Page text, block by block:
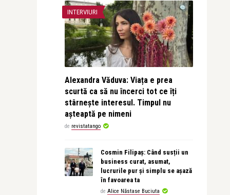
INTERVIURI
Alexandra Văduva: Viața e prea
scurtă ca să nu încerci tot ce îți
stârnește interesul. Timpul nu
așteaptă pe nimeni
de revistatango
Cosmin Filipaș: Când susții un
business curat, asumat,
lucrurile pur și simplu se așază
în favoarea ta
de Alice Năstase Buciuta